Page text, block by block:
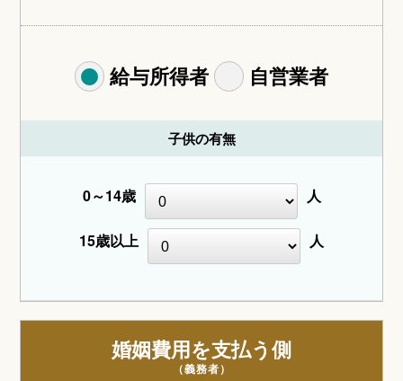
給与所得者 自営業者
子供の有無
0～14歳 人
15歳以上 人
婚姻費用を支払う側
（義務者）